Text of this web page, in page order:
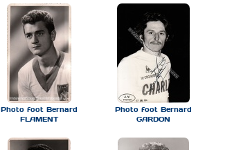
Photo foot Bernard
FLAMENT
Photo foot Bernard
GARDON